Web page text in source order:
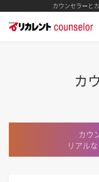
カウンセラーと
カ
カウ
リアル